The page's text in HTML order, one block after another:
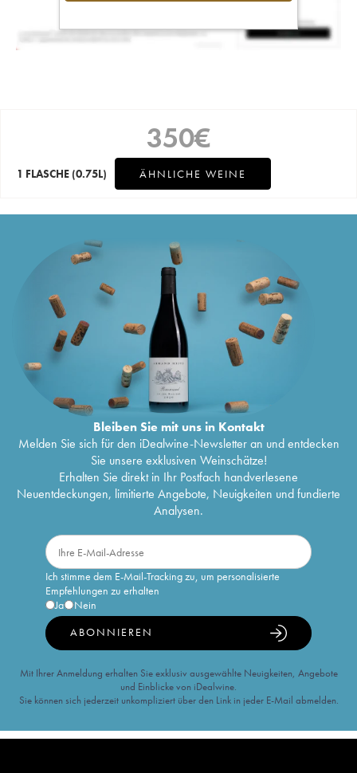
350€
1 FLASCHE (0.75L) ÄHNLICHE WEINE
Bleiben Sie mit uns in Kontakt
Melden Sie sich für den iDealwine-Newsletter an und entdecken
Sie unsere exklusiven Weinschätze!
Erhalten Sie direkt in Ihr Postfach handverlesene
Neuentdeckungen, limitierte Angebote, Neuigkeiten und fundierte
Analysen.
Ich stimme dem E-Mail-Tracking zu, um personalisierte
Empfehlungen zu erhalten
Ja
Nein
ABONNIEREN
Mit Ihrer Anmeldung erhalten Sie exklusiv ausgewählte Neuigkeiten, Angebote
und Einblicke von iDealwine.
Sie können sich jederzeit unkompliziert über den Link in jeder E-Mail abmelden.